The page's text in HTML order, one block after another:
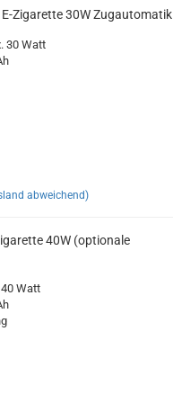
Zigarette 30W Zugautomatik
30 Watt
abweichend)
40W (optionale
Watt